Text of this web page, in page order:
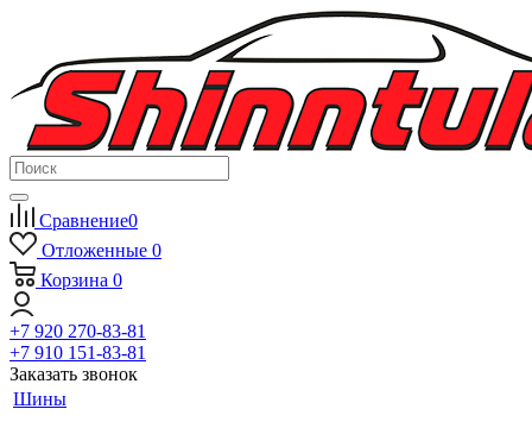
Сравнение0
Отложенные 0
Корзина 0
+7 920 270-83-81
+7 910 151-83-81
Заказать звонок
Шины